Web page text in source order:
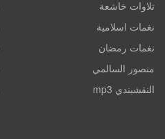
تلاوات خاشعة
نغمات اسلامية
نغمات رمضان
منصور السالمي
النقشبندي mp3